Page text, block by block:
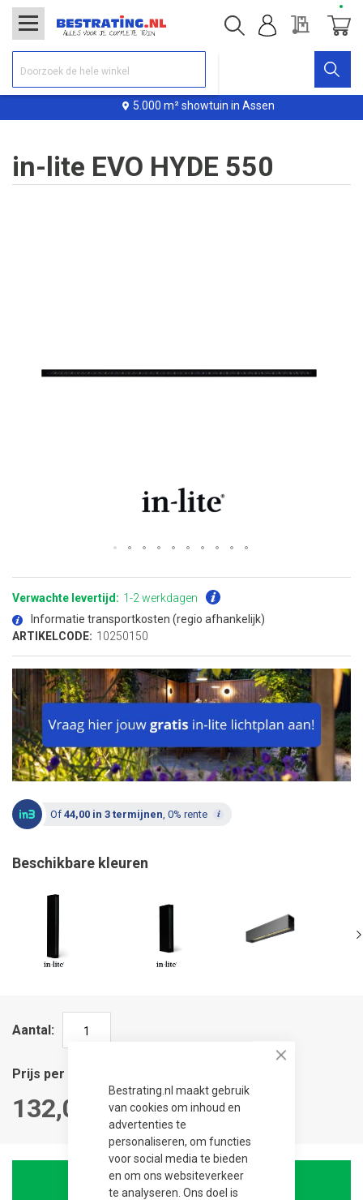
Bestrating.nl maakt gebruik
van cookies om inhoud en
advertenties te
personaliseren, om functies
voor social media te bieden
en om ons websiteverkeer
te analyseren. Ons doel is
5.000 m² showtuin in Assen
Offerte
in-lite EVO HYDE 550
naar
begin
de
afbeeldingen-
Verwachte levertijd: 1-2 werkdagen
Informatie transportkosten (regio afhankelijk)
ARTIKELCODE: 10250150
Of 44,00 in 3 termijnen, 0% rente
Beschikbare kleuren
Aantal
Prijs per stuk
132,00
In winkelwagen